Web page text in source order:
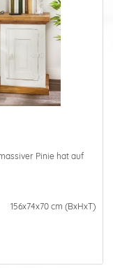
Pinie hat auf
156x74x70 cm (BxHxT)